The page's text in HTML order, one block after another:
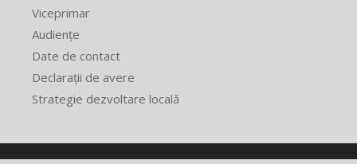
Viceprimar
Audiențe
Date de contact
Declarații de avere
Strategie dezvoltare locală